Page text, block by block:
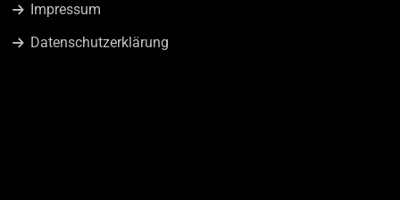
Impressum
Datenschutzerklärung